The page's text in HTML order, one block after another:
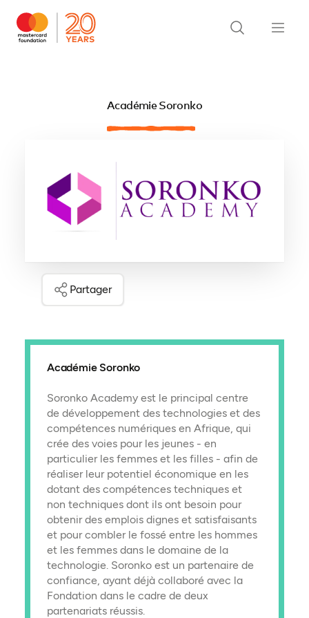
Académie Soronko
Partager
Académie Soronko
Soronko Academy est le principal centre
de développement des technologies et des
compétences numériques en Afrique, qui
crée des voies pour les jeunes - en
particulier les femmes et les filles - afin de
réaliser leur potentiel économique en les
dotant des compétences techniques et
non techniques dont ils ont besoin pour
obtenir des emplois dignes et satisfaisants
et pour combler le fossé entre les hommes
et les femmes dans le domaine de la
technologie. Soronko est un partenaire de
confiance, ayant déjà collaboré avec la
Fondation dans le cadre de deux
partenariats réussis.